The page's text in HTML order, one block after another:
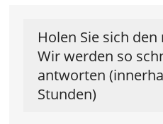
Holen Sie sich den
Wir werden so
antworten
Stunden)